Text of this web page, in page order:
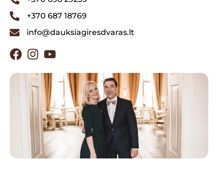
+370 687 18769
info@dauksiagiresdvaras.lt